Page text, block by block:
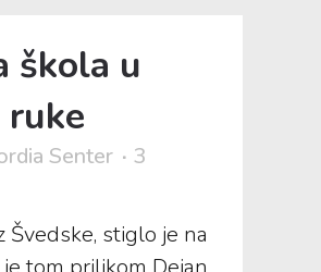
škola u
Senter
3
stiglo je na